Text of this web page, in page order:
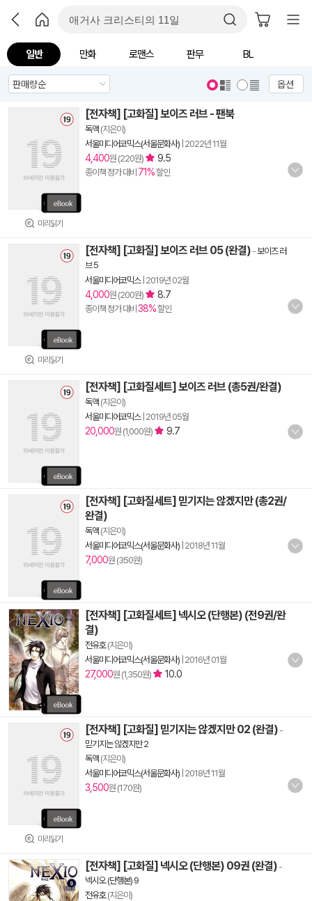
일반 만화 로맨스 판무 BL
옵션
미리읽기
[전자책] [고화질] 보이즈 러브 - 팬북
독액 (지은이)
서울미디어코믹스(서울문화사) 2022년 11월
4,400원 (220원) 9.5
종이책 정가 대비 71%할인
미리읽기
[전자책] [고화질] 보이즈 러브 05 (완결) -보이즈 러
브 5
서울미디어코믹스| 2019년 02월
4,000원 (200원) 8.7
종이책 정가 대비 38%할인
[전자책] [고화질세트] 보이즈 러브 (총5권/완결)
독액 (지은이)
서울미디어코믹스| 2019년 05월
20,000원 (1,000원) 9.7
[전자책] [고화질세트] 믿기지는 않겠지만 (총2권/
완결)
독액 (지은이)
서울미디어코믹스(서울문화사) 2018년 11월
7,000원 (350원)
[전자책] [고화질세트] 넥시오 (단행본) (전9권/완
결)
전유호(지은이)
서울미디어코믹스(서울문화사) 2016년 01월
27,000원 (1,350원) 10.0
미리읽기
[전자책] [고화질] 믿기지는 않겠지만 02 (완결) -
믿기지는 않겠지만 2
독액 (지은이)
서울미디어코믹스(서울문화사) 2018년 11월
3,500원 (170원)
[전자책] [고화질] 넥시오 (단행본) 09권 (완결) -
넥시오 (단행본) 9
전유호(지은이)